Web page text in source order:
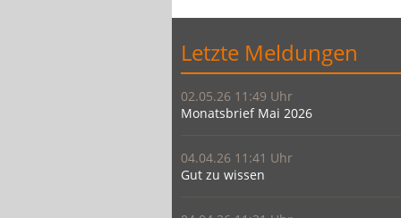
Letzte Meldungen
02.05.26 11:49
Monatsbrief Mai 2026
04.04.26 11:41
Gut zu wissen